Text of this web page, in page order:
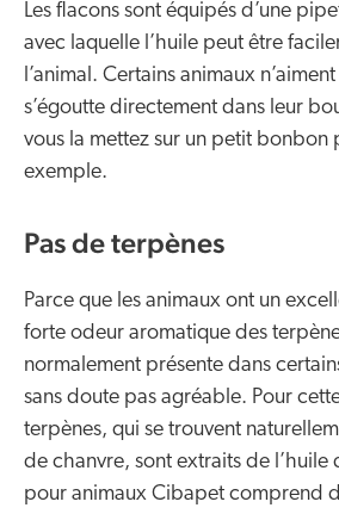
Les flacons sont équipés d’une
avec laquelle l’huile peut être
l’animal. Certains animaux
s’égoutte directement dans leur
vous la mettez sur un petit bonbon
exemple.
Pas de terpènes
Parce que les animaux ont un
forte odeur aromatique des
normalement présente dans
sans doute pas agréable. Pour
terpènes, qui se trouvent
de chanvre, sont extraits de l’huile
pour animaux Cibapet comprend